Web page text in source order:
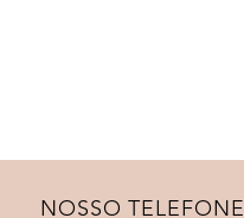
NOSSO TELEFONE